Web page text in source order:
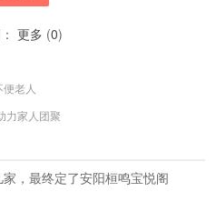
更多 (0)
老人
力家人团聚
，最终定了安阳桓鸣宝悦阁